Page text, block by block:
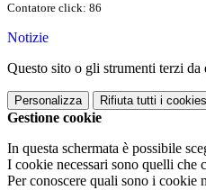
Contatore click: 86
Notizie
Questo sito o gli strumenti terzi
Personalizza Rifiuta tutti i cookies
Gestione cookie
In questa schermata è possibile
I cookie necessari sono quelli che
Per conoscere quali sono i cookie